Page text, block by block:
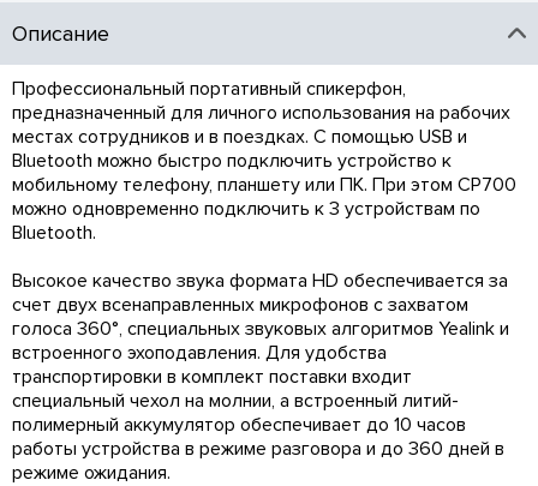
Описание
Профессиональный портативный спикерфон,
предназначенный для личного использования на рабочих
местах сотрудников и в поездках. С помощью USB и
Bluetooth можно быстро подключить устройство к
мобильному телефону, планшету или ПК. При этом CP700
можно одновременно подключить к 3 устройствам по
Bluetooth.
Высокое качество звука формата HD обеспечивается за
счет двух всенаправленных микрофонов с захватом
голоса 360°, специальных звуковых алгоритмов Yealink и
встроенного эхоподавления. Для удобства
транспортировки в комплект поставки входит
специальный чехол на молнии, а встроенный литий-
полимерный аккумулятор обеспечивает до 10 часов
работы устройства в режиме разговора и до 360 дней в
режиме ожидания.